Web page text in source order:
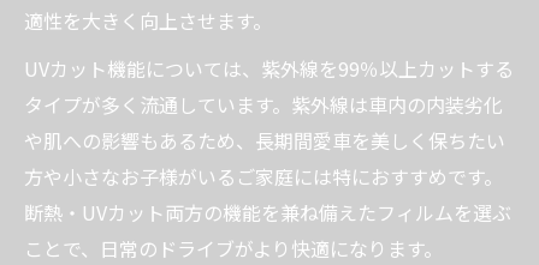
適性を大きく向上させます。
UVカット機能については、紫外線を99％以上カットする
タイプが多く流通しています。紫外線は車内の内装劣化
や肌への影響もあるため、長期間愛車を美しく保ちたい
方や小さなお子様がいるご家庭には特におすすめです。
断熱・UVカット両方の機能を兼ね備えたフィルムを選ぶ
ことで、日常のドライブがより快適になります。